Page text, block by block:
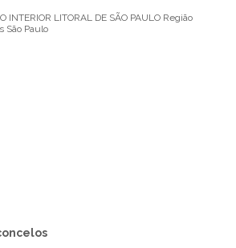
INTERIOR LITORAL DE SÃO PAULO Região
São Paulo